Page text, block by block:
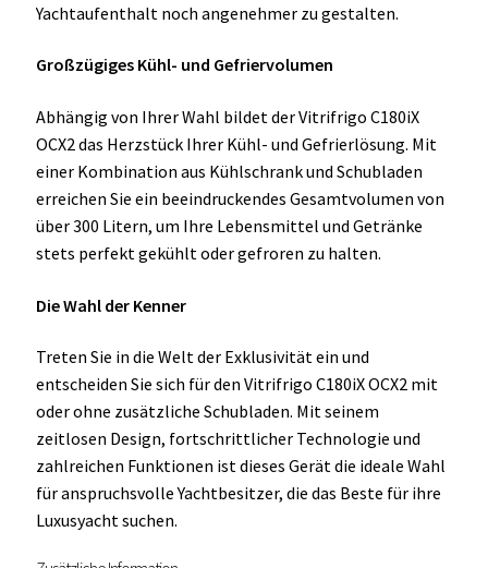
Yachtaufenthalt noch angenehmer zu gestalten.
Großzügiges Kühl- und Gefriervolumen
Abhängig von Ihrer Wahl bildet der Vitrifrigo C180iX
OCX2 das Herzstück Ihrer Kühl- und Gefrierlösung. Mit
einer Kombination aus Kühlschrank und Schubladen
erreichen Sie ein beeindruckendes Gesamtvolumen von
über 300 Litern, um Ihre Lebensmittel und Getränke
stets perfekt gekühlt oder gefroren zu halten.
Die Wahl der Kenner
Treten Sie in die Welt der Exklusivität ein und
entscheiden Sie sich für den Vitrifrigo C180iX OCX2 mit
oder ohne zusätzliche Schubladen. Mit seinem
zeitlosen Design, fortschrittlicher Technologie und
zahlreichen Funktionen ist dieses Gerät die ideale Wahl
für anspruchsvolle Yachtbesitzer, die das Beste für ihre
Luxusyacht suchen.